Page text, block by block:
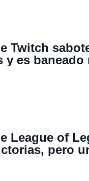
Twitch
y es
puntuación
League of
pero
todas